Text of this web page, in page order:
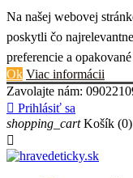
Na našej webovej
poskytli čo
preferencie a
Ok Viac informácii
Zavolajte nám:
 Prihlásiť sa
shopping_cart Košík (0)
